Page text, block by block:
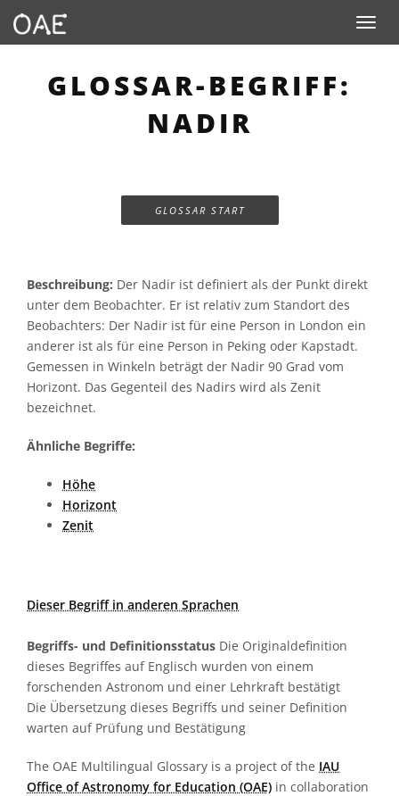
Toggle
GLOSSAR-BEGRIFF:
NADIR
GLOSSAR START
Beschreibung: Der Nadir ist definiert als der Punkt direkt
unter dem Beobachter. Er ist relativ zum Standort des
Beobachters: Der Nadir ist für eine Person in London ein
anderer ist als für eine Person in Peking oder Kapstadt.
Gemessen in Winkeln beträgt der Nadir 90 Grad vom
Horizont. Das Gegenteil des Nadirs wird als Zenit
bezeichnet.
Ähnliche Begriffe:
Höhe
Horizont
Zenit
Dieser Begriff in anderen Sprachen
Begriffs- und Definitionsstatus Die Originaldefinition
dieses Begriffes auf Englisch wurden von einem
forschenden Astronom und einer Lehrkraft bestätigt
Die Übersetzung dieses Begriffs und seiner Definition
warten auf Prüfung und Bestätigung
The OAE Multilingual Glossary is a project of the IAU
Office of Astronomy for Education (OAE) in collaboration